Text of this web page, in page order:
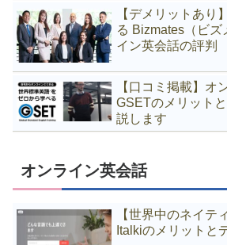
【デメリットあり
る Bizmates（ビズ
イン英会話の評判
【口コミ掲載】オ
GSETのメリット
説します
オンライン英会話
【世界中のネイテ
Italkiのメリットと